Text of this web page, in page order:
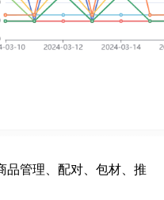
品管理、配对、包材、推